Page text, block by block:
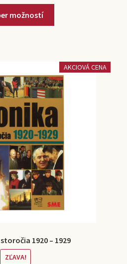
možností
AKCIOVÁ CENA
1920 – 1929
ZĽAVA!